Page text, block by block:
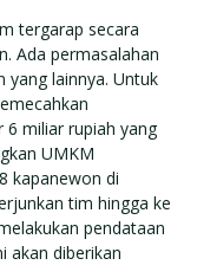
tergarap secara
Ada permasalahan
lainnya. Untuk
6 miliar rupiah yang
UMKM
kapanewon di
tim hingga ke
pendataan
akan diberikan